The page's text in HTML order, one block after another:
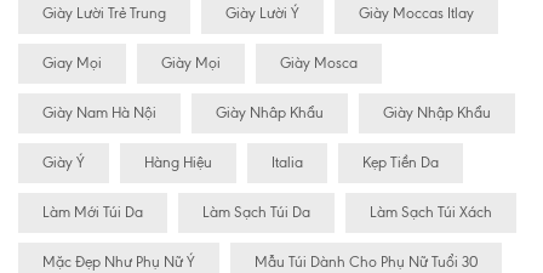
Giày Lười Trẻ Trung Giày Lười Ý Giày Moccas Itlay
Giay Mọi Giày Mọi Giày Mosca
Giày Nam Hà Nội Giày Nhâp Khẩu Giày Nhập Khẩu
Giày Ý Hàng Hiệu Italia Kẹp Tiền Da
Làm Mới Túi Da Làm Sạch Túi Da Làm Sạch Túi Xách
Mặc Đẹp Như Phụ Nữ Ý Mẫu Túi Dành Cho Phụ Nữ Tuổi 30